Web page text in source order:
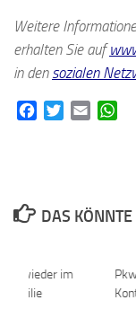
Weitere
erhalten Sie auf
in den sozialen
FacebookTwitterEmail
DAS
wieder im
Familie